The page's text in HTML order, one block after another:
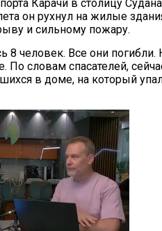
Карачи в столицу
он рухнул на жилые
и сильному пожару.
8 человек. Все они
По словам спасателей,
в доме, на который